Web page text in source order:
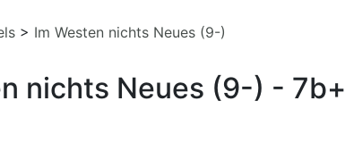
> Im Westen nichts Neues (9-)
nichts Neues (9-) - 7b+